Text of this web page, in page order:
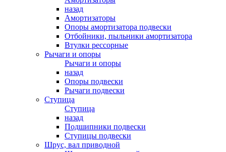
назад
Амортизаторы
Опоры амортизатора подвески
Отбойники, пыльники амортизатора
Втулки рессорные
Рычаги и опоры
Рычаги и опоры
назад
Опоры подвески
Рычаги подвески
Ступица
Ступица
назад
Подшипники подвески
Ступицы подвески
Шрус, вал приводной